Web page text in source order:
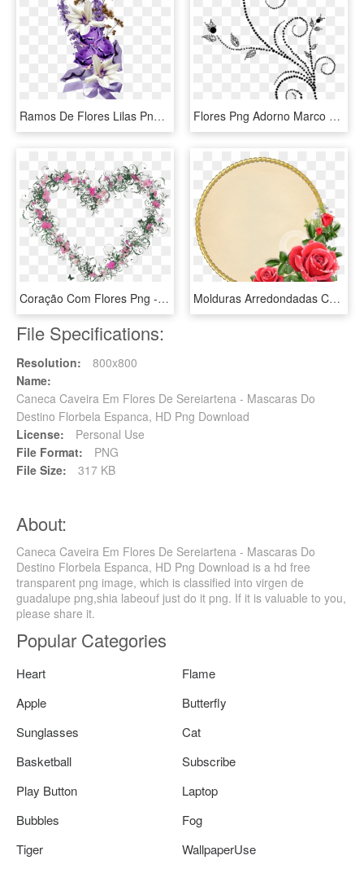
Ramos De Flores Lilas Png - Flores Vintage Lilas Png, Transparent Png Flores Png Adorno Marco Flor Negro - Marco De Flores Png, Transparent Png
Coração Com Flores Png - Coração De Flores Png, Transparent Png Molduras Arredondadas Com Flores Png ~ Central Photoshop - Moldura Com Flores Em Png, Transparent Png
File Specifications:
Resolution:
800x800
Name:
Caneca Caveira Em Flores De Sereiartena - Mascaras Do
Destino Florbela Espanca, HD Png Download
License:
Personal Use
File Format:
PNG
File Size:
317 KB
About:
Caneca Caveira Em Flores De Sereiartena - Mascaras Do
Destino Florbela Espanca, HD Png Download is a hd free
transparent png image, which is classified into virgen de
guadalupe png,shia labeouf just do it png. If it is valuable to you,
please share it.
Popular Categories
Heart
Flame
Apple
Butterfly
Sunglasses
Cat
Basketball
Subscribe
Play Button
Laptop
Bubbles
Fog
Tiger
WallpaperUse